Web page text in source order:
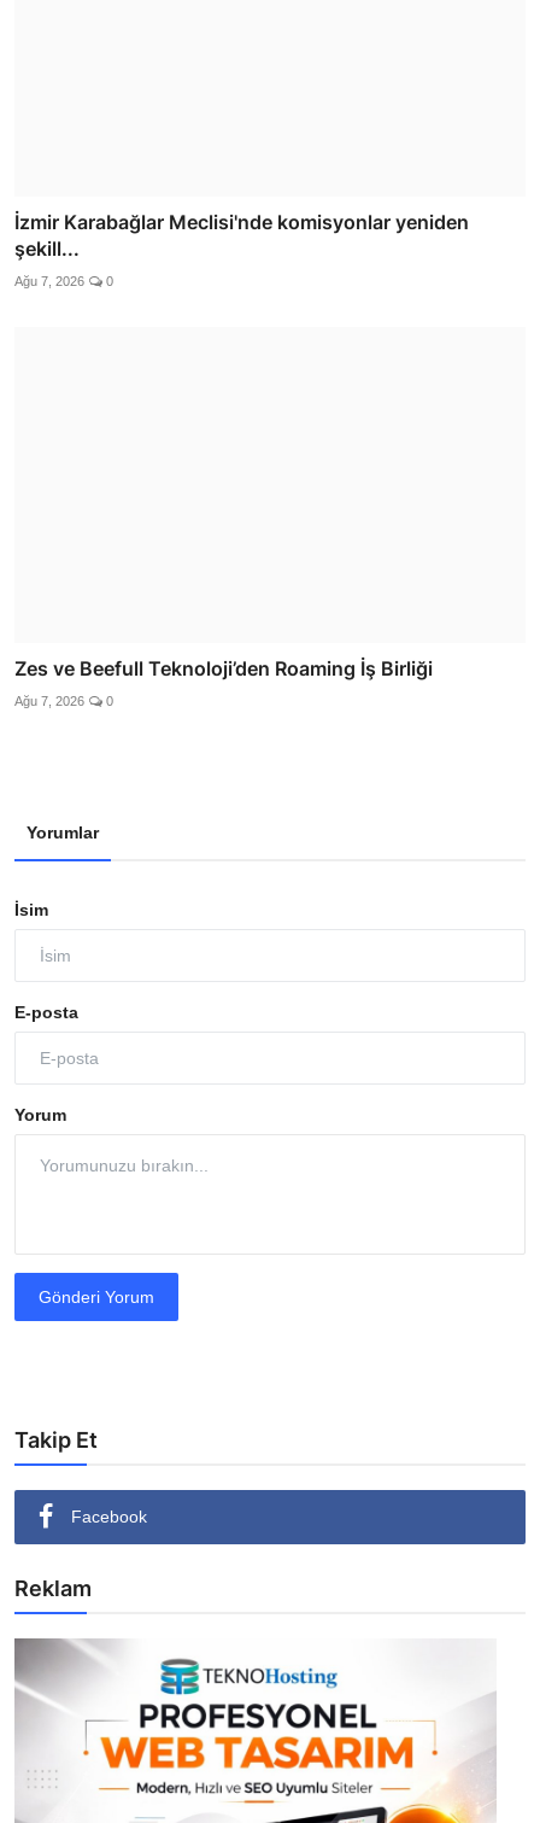
İzmir Karabağlar Meclisi'nde komisyonlar yeniden
şekill...
Ağu 7, 2026 0
Zes ve Beefull Teknoloji’den Roaming İş Birliği
Ağu 7, 2026 0
Yorumlar
İsim
E-posta
Yorum
Gönderi Yorum
Takip Et
Facebook
Reklam